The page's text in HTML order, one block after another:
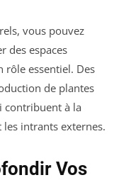
vous pouvez
des espaces
rôle essentiel. Des
de plantes
contribuent à la
intrants externes.
Vos